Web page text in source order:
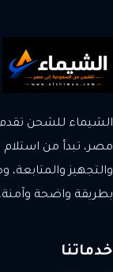
الشيماء للشحن
مصر، تبدأ من
والتجهيز
بطريقة واضحة وآمنة.
خدماتنا